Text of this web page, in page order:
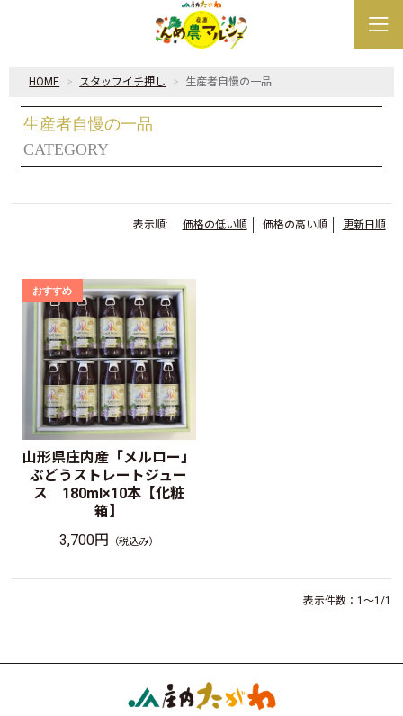
HOME スタッフイチ押し 生産者自慢の一品
CATEGORY
生産者自慢の一品
表示順: 価格の低い順 価格の高い順 更新日順
山形県庄内産「メルロー」
ぶどうストレートジュー
ス 180ml×10本【化粧
箱】
3,700円 （税込み）
表示件数：1～1/1